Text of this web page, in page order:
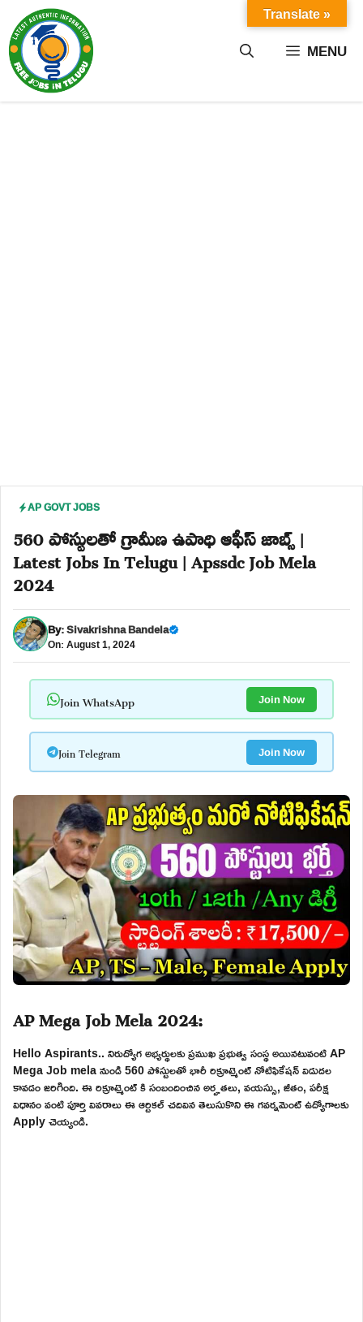
content MENU
AP GOVT JOBS
560 పోస్టులతో గ్రామీణ ఉపాధి ఆఫీస్ జాబ్స్ |
Latest Jobs In Telugu | Apssdc Job Mela
2024
By:Sivakrishna Bandela
On: August 1, 2024
Join WhatsApp Join Now
Join Telegram Join Now
AP Mega Job Mela 2024:
Hello Aspirants.. నిరుద్యోగ అభ్యర్థులకు ప్రముఖ ప్రభుత్వ సంస్థ అయినటువంటి AP
Mega Job mela నుండి 560 పోస్టులతో భారీ రిక్రూట్మెంట్ నోటిఫికేషన్ విడుదల
కావడం జరిగింది. ఈ రిక్రూట్మెంట్ కి సంబందించిన అర్హతలు, వయస్సు, జీతం, పరీక్ష
విధానం వంటి పూర్తి వివరాలు ఈ ఆర్టికల్ చదివిన తెలుసుకొని ఈ గవర్నమెంట్ ఉద్యోగాలకు
Apply చెయ్యండి.
Translate »